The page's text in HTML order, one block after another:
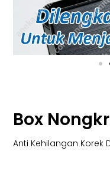
Box
Anti Kehilangan